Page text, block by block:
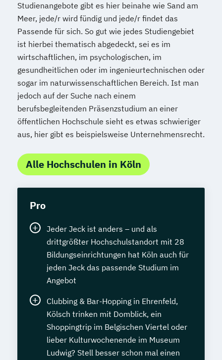
Studienangebote gibt es hier beinahe wie Sand am
Meer, jede/r wird fündig und jede/r findet das
Passende für sich. So gut wie jedes Studiengebiet
ist hierbei thematisch abgedeckt, sei es im
wirtschaftlichen, im psychologischen, im
gesundheitlichen oder im ingenieurtechnischen oder
sogar im naturwissenschaftlichen Bereich. Ist man
jedoch auf der Suche nach einem
berufsbegleitenden Präsenzstudium an einer
öffentlichen Hochschule sieht es etwas schwieriger
aus, hier gibt es beispielsweise Unternehmensrecht.
Alle Hochschulen in Köln
Pro
Jeder Jeck ist anders – und als
drittgrößter Hochschulstandort mit 28
Bildungseinrichtungen hat Köln auch für
jeden Jeck das passende Studium im
Angebot
Clubbing & Bar-Hopping in Ehrenfeld,
Kölsch trinken mit Domblick, ein
Shoppingtrip im Belgischen Viertel oder
lieber Kulturwochenende im Museum
Ludwig? Stell besser schon mal einen